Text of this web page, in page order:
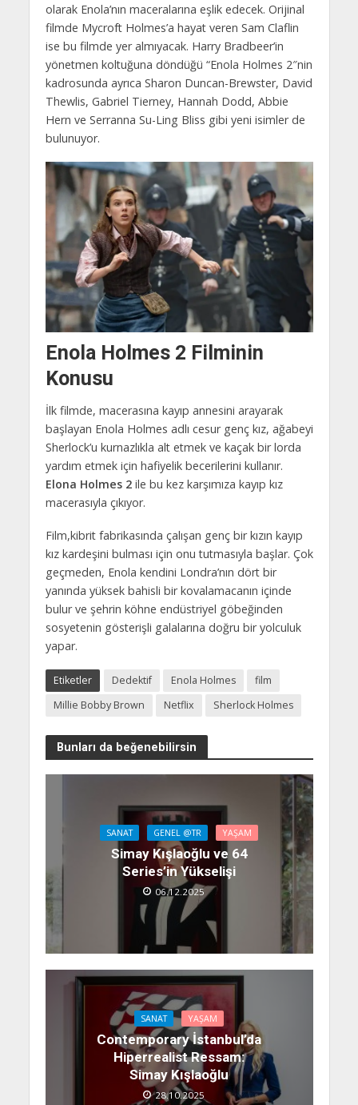
olarak Enola’nın maceralarına eşlik edecek. Orijinal
filmde Mycroft Holmes’a hayat veren Sam Claflin
ise bu filmde yer almıyacak. Harry Bradbeer’in
yönetmen koltuğuna döndüğü “Enola Holmes 2″nin
kadrosunda ayrıca Sharon Duncan-Brewster, David
Thewlis, Gabriel Tierney, Hannah Dodd, Abbie
Hern ve Serranna Su-Ling Bliss gibi yeni isimler de
bulunuyor.
Enola Holmes 2 Filminin
Konusu
İlk filmde, macerasına kayıp annesini arayarak
başlayan Enola Holmes adlı cesur genç kız, ağabeyi
Sherlock’u kurnazlıkla alt etmek ve kaçak bir lorda
yardım etmek için hafiyelik becerilerini kullanır.
Elona Holmes 2ile bu kez karşımıza kayıp kız
macerasıyla çıkıyor.
Film,kibrit fabrikasında çalışan genç bir kızın kayıp
kız kardeşini bulması için onu tutmasıyla başlar. Çok
geçmeden, Enola kendini Londra’nın dört bir
yanında yüksek bahisli bir kovalamacanın içinde
bulur ve şehrin köhne endüstriyel göbeğinden
sosyetenin gösterişli galalarına doğru bir yolculuk
yapar.
Etiketler Dedektif Enola Holmes
film
Millie Bobby Brown
Netflix Sherlock Holmes
Bunları da beğenebilirsin
SANAT GENEL @TR YAŞAM
Simay Kışlaoğlu ve 64
Series’in Yükselişi
06.12.2025
SANAT YAŞAM
Contemporary İstanbul’da
Hiperrealist Ressam:
Simay Kışlaoğlu
28.10.2025